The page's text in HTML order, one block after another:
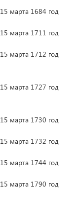
15 марта 1684 год
15 марта 1711 год
15 марта 1712 год
15 марта 1727 год
15 марта 1730 год
15 марта 1732 год
15 марта 1744 год
15 марта 1790 год